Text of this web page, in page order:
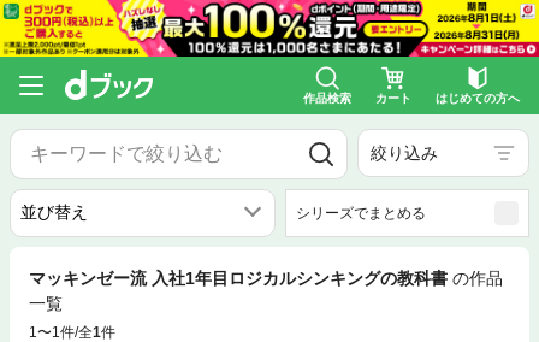
作品検索 カート はじめての方へ
絞り込み
シリーズでまとめる
マッキンゼー流 入社1年目ロジカルシンキングの教科書 の作品
一覧
1〜1件/全1件